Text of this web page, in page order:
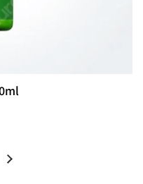
드
다음 슬라이드